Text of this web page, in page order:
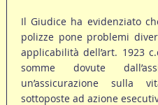
Il Giudice ha evidenziato
polizze pone problemi
applicabilità dell’art. 1923
somme dovute
un’assicurazione sulla
sottoposte ad azione